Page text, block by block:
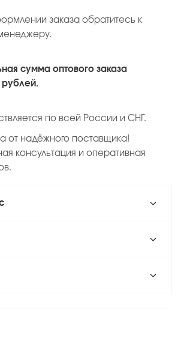
заказа обратитесь к
сумма оптового заказа
рублей.
по всей России и СНГ.
от надёжного поставщика!
консультация и оперативная